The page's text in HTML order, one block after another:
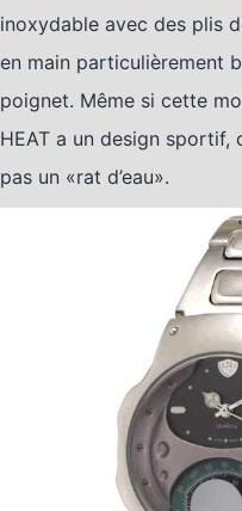
inoxydable avec des plis
en main particulièrement
poignet. Même si cette
HEAT a un design sportif,
pas un «rat d’eau».